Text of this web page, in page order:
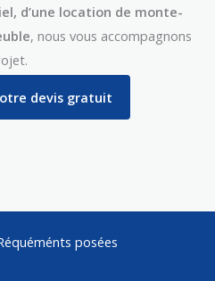
d’une location de monte-
, nous vous accompagnons
devis gratuit
posées